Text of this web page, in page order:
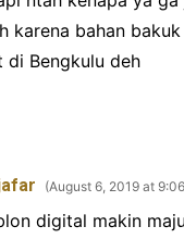
karena bahan
di Bengkulu deh
August 6, 2019 at
digital makin